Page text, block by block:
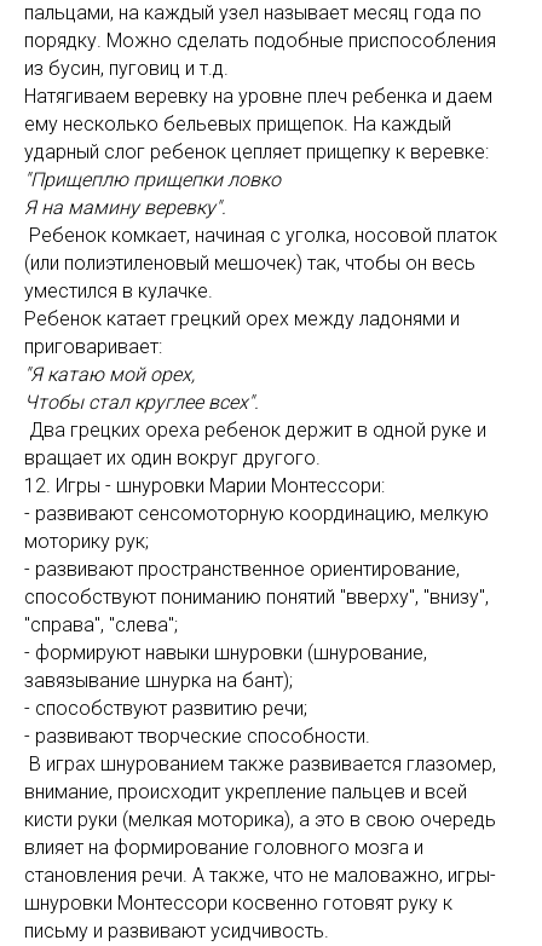
пальцами, на каждый узел называет месяц года по
порядку. Можно сделать подобные приспособления
из бусин, пуговиц и т.д.
Натягиваем веревку на уровне плеч ребенка и даем
ему несколько бельевых прищепок. На каждый
ударный слог ребенок цепляет прищепку к веревке:
"Прищеплю прищепки ловко
Я на мамину веревку".
Ребенок комкает, начиная с уголка, носовой платок
(или полиэтиленовый мешочек) так, чтобы он весь
уместился в кулачке.
Ребенок катает грецкий орех между ладонями и
приговаривает:
"Я катаю мой орех,
Чтобы стал круглее всех".
Два грецких ореха ребенок держит в одной руке и
вращает их один вокруг другого.
12. Игры - шнуровки Марии Монтессори:
- развивают сенсомоторную координацию, мелкую
моторику рук;
- развивают пространственное ориентирование,
способствуют пониманию понятий "вверху", "внизу",
"справа", "слева";
- формируют навыки шнуровки (шнурование,
завязывание шнурка на бант);
- способствуют развитию речи;
- развивают творческие способности.
В играх шнурованием также развивается глазомер,
внимание, происходит укрепление пальцев и всей
кисти руки (мелкая моторика), а это в свою очередь
влияет на формирование головного мозга и
становления речи. А также, что не маловажно, игры-
шнуровки Монтессори косвенно готовят руку к
письму и развивают усидчивость.